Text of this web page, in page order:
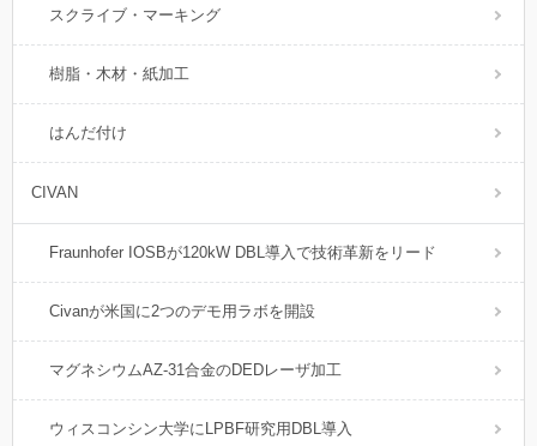
スクライブ・マーキング
樹脂・木材・紙加工
はんだ付け
CIVAN
Fraunhofer IOSBが120kW DBL導入で技術革新をリード
Civanが米国に2つのデモ用ラボを開設
マグネシウムAZ-31合金のDEDレーザ加工
ウィスコンシン大学にLPBF研究用DBL導入